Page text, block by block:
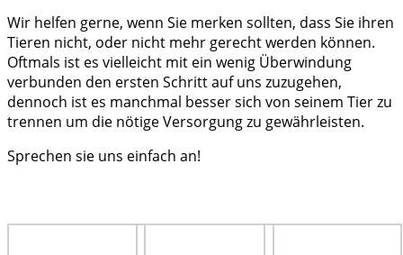
Wir helfen gerne, wenn Sie merken sollten, dass Sie ihren
Tieren nicht, oder nicht mehr gerecht werden können.
Oftmals ist es vielleicht mit ein wenig Überwindung
verbunden den ersten Schritt auf uns zuzugehen,
dennoch ist es manchmal besser sich von seinem Tier zu
trennen um die nötige Versorgung zu gewährleisten.
Sprechen sie uns einfach an!